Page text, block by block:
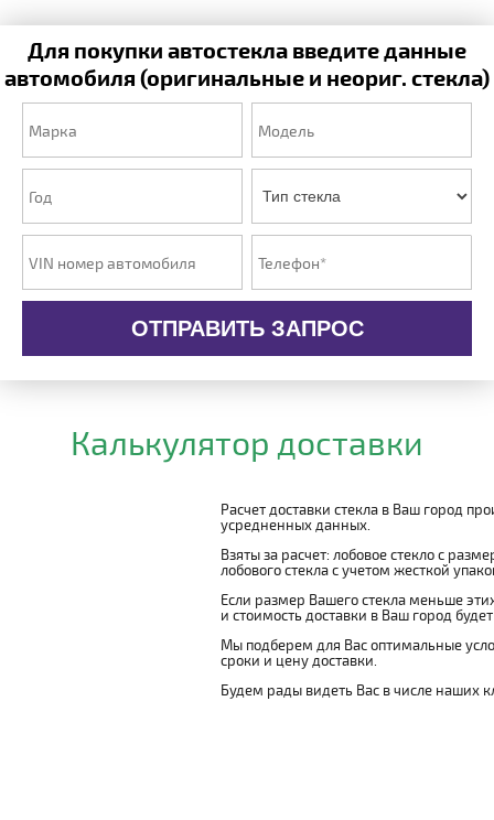
Для покупки автостекла введите данные
автомобиля (оригинальные и неориг. стекла)
ОТПРАВИТЬ ЗАПРОС
Калькулятор доставки
Расчет доставки стекла в Ваш город
усредненных данных.
Взяты за расчет: лобовое стекло с
лобового стекла с учетом жесткой
Если размер Вашего стекла меньше
и стоимость доставки в Ваш город
Мы подберем для Вас оптимальные
сроки и цену доставки.
Будем рады видеть Вас в числе наших